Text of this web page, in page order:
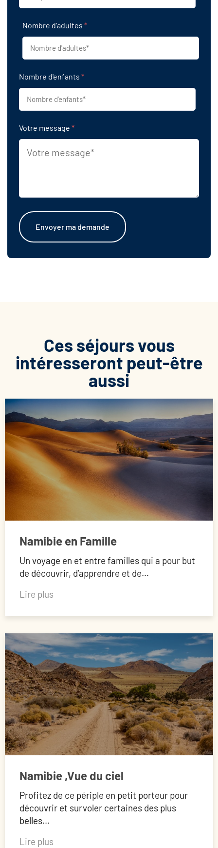
Nombre d'adultes *
Nombre d'enfants *
Votre message *
Envoyer ma demande
Ces séjours vous
intéresseront peut-être
aussi
Namibie en Famille
Un voyage en et entre familles qui a pour but
de découvrir, d’apprendre et de…
Lire plus
Namibie ,Vue du ciel
Profitez de ce périple en petit porteur pour
découvrir et survoler certaines des plus
belles…
Lire plus